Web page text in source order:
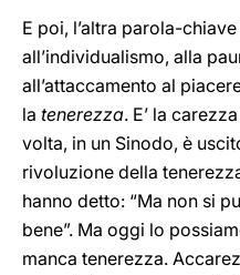
E poi, l’altra parola-
all’individualismo, alla
all’attaccamento al
la tenerezza. E’ la
volta, in un Sinodo, è
rivoluzione della
hanno detto: “Ma non si
bene”. Ma oggi lo
manca tenerezza.